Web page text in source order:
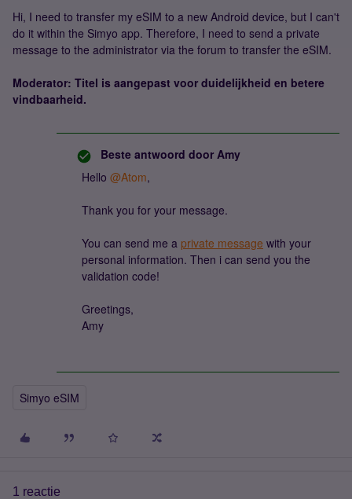
Hi, I need to transfer my eSIM to a new Android device, but I can't
do it within the Simyo app. Therefore, I need to send a private
message to the administrator via the forum to transfer the eSIM.
Moderator: Titel is aangepast voor duidelijkheid en betere
vindbaarheid.
Beste antwoord door Amy
Hello ​ @Atom,
Thank you for your message.
You can send me a private message with your
personal information. Then i can send you the
validation code!
Greetings,
Amy
Simyo eSIM
1 reactie